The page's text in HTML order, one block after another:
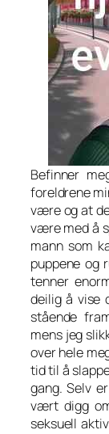
Befinner
foreldrene
være og at
være med å
mann som
puppene og
tenner
deilig å vise
stående
mens jeg
over hele
tid til å
gang. Selv
vært digg
seksuell